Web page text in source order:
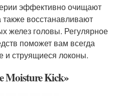
эффективно очищают
восстанавливают
желез головы. Регулярное
поможет вам всегда
и струящиеся локоны.
Moisture Kick»